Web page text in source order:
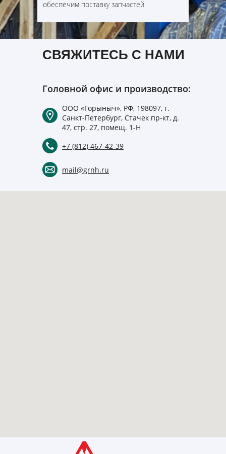
обеспечим поставку запчастей
СВЯЖИТЕСЬ С НАМИ
Головной офис и производство:
+7 (812) 467-42-39
mail@grnh.ru
ООО «Горыныч», РФ, 198097, г.
Санкт-Петербург, Стачек пр-кт, д.
47, стр. 27, помещ. 1-Н